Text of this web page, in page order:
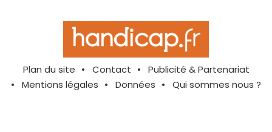
Plan du site Contact
Publicité & Partenariat
Mentions légales
Données Qui sommes nous ?